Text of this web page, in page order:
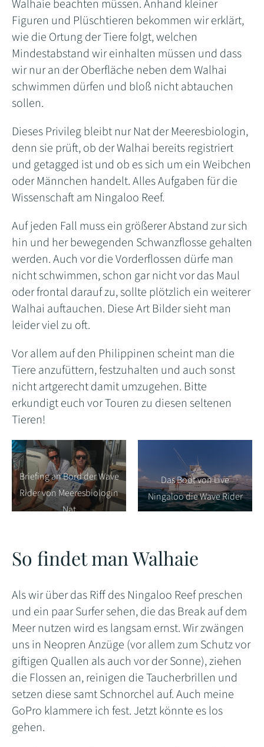
Walhaie beachten müssen. Anhand kleiner
Figuren und Plüschtieren bekommen wir erklärt,
wie die Ortung der Tiere folgt, welchen
Mindestabstand wir einhalten müssen und dass
wir nur an der Oberfläche neben dem Walhai
schwimmen dürfen und bloß nicht abtauchen
sollen.
Dieses Privileg bleibt nur Nat der Meeresbiologin,
denn sie prüft, ob der Walhai bereits registriert
und getagged ist und ob es sich um ein Weibchen
oder Männchen handelt. Alles Aufgaben für die
Wissenschaft am Ningaloo Reef.
Auf jeden Fall muss ein größerer Abstand zur sich
hin und her bewegenden Schwanzflosse gehalten
werden. Auch vor die Vorderflossen dürfe man
nicht schwimmen, schon gar nicht vor das Maul
oder frontal darauf zu, sollte plötzlich ein weiterer
Walhai auftauchen. Diese Art Bilder sieht man
leider viel zu oft.
Vor allem auf den Philippinen scheint man die
Tiere anzufüttern, festzuhalten und auch sonst
nicht artgerecht damit umzugehen. Bitte
erkundigt euch vor Touren zu diesen seltenen
Tieren!
Briefing an Bord der Wave
Rider von Meeresbiologin
Nat
Das Boot von Live
Ningaloo die Wave Rider
So findet man Walhaie
Als wir über das Riff des Ningaloo Reef preschen
und ein paar Surfer sehen, die das Break auf dem
Meer nutzen wird es langsam ernst. Wir zwängen
uns in Neopren Anzüge (vor allem zum Schutz vor
giftigen Quallen als auch vor der Sonne), ziehen
die Flossen an, reinigen die Taucherbrillen und
setzen diese samt Schnorchel auf. Auch meine
GoPro klammere ich fest. Jetzt könnte es los
gehen.